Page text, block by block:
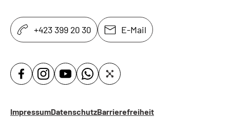
+423 399 20 30 E-Mail
ImpressumDatenschutzBarrierefreiheit